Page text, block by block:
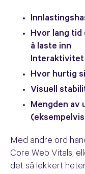
Hvor lang
å laste inn
Interaktivitet
Hvor hurtig
Visuell
Mengden av
Med andre ord
Core Web Vitals,
det så lekkert